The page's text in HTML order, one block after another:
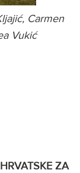
Carmen
Vukić
ZA